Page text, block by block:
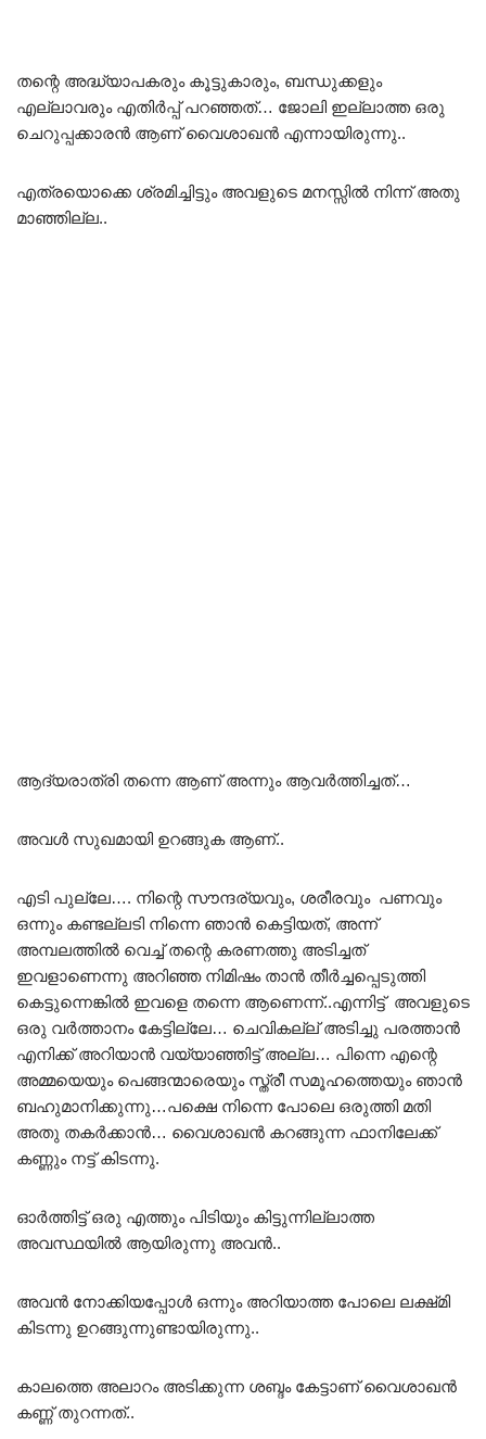
തന്റെ അദ്ധ്യാപകരും കൂട്ടുകാരും, ബന്ധുക്കളും
എല്ലാവരും എതിർപ്പ് പറഞ്ഞത്… ജോലി ഇല്ലാത്ത ഒരു
ചെറുപ്പക്കാരൻ ആണ് വൈശാഖൻ എന്നായിരുന്നു..
എത്രയൊക്കെ ശ്രമിച്ചിട്ടും അവളുടെ മനസ്സിൽ നിന്ന് അതു
മാഞ്ഞില്ല..
ആദ്യരാത്രി തന്നെ ആണ് അന്നും ആവർത്തിച്ചത്…
അവൾ സുഖമായി ഉറങ്ങുക ആണ്..
എടി പുല്ലേ…. നിന്റെ സൗന്ദര്യവും, ശരീരവും പണവും
ഒന്നും കണ്ടല്ലടി നിന്നെ ഞാൻ കെട്ടിയത്, അന്ന്
അമ്പലത്തിൽ വെച്ച് തന്റെ കരണത്തു അടിച്ചത്
ഇവളാണെന്നു അറിഞ്ഞ നിമിഷം താൻ തീർച്ചപ്പെടുത്തി
കെട്ടുന്നെങ്കിൽ ഇവളെ തന്നെ ആണെന്ന്..എന്നിട്ട് അവളുടെ
ഒരു വർത്താനം കേട്ടില്ലേ… ചെവികല്ല് അടിച്ചു പരത്താൻ
എനിക്ക് അറിയാൻ വയ്യാഞ്ഞിട്ട് അല്ല… പിന്നെ എന്റെ
അമ്മയെയും പെങ്ങന്മാരെയും സ്ത്രീ സമൂഹത്തെയും ഞാൻ
ബഹുമാനിക്കുന്നു…പക്ഷെ നിന്നെ പോലെ ഒരുത്തി മതി
അതു തകർക്കാൻ… വൈശാഖൻ കറങ്ങുന്ന ഫാനിലേക്ക്
കണ്ണും നട്ട് കിടന്നു.
ഓർത്തിട്ട് ഒരു എത്തും പിടിയും കിട്ടുന്നില്ലാത്ത
അവസ്ഥയിൽ ആയിരുന്നു അവൻ..
അവൻ നോക്കിയപ്പോൾ ഒന്നും അറിയാത്ത പോലെ ലക്ഷ്‌മി
കിടന്നു ഉറങ്ങുന്നുണ്ടായിരുന്നു..
കാലത്തെ അലാറം അടിക്കുന്ന ശബ്ദം കേട്ടാണ് വൈശാഖൻ
കണ്ണ് തുറന്നത്..